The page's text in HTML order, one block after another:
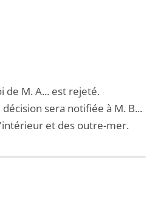
de M. A... est rejeté.
sera notifiée à M. B...
et des outre-mer.